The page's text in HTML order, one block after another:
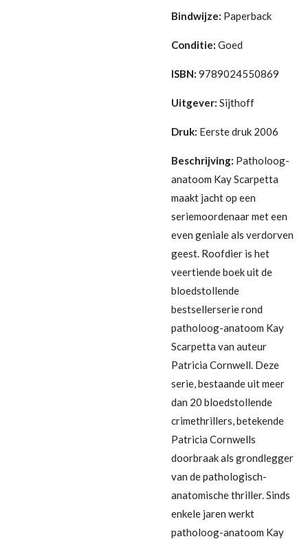
Bindwijze: Paperback
Conditie: Goed
ISBN: 9789024550869
Uitgever: Sijthoff
Druk: Eerste druk 2006
Beschrijving: Patholoog-
anatoom Kay Scarpetta
maakt jacht op een
seriemoordenaar met een
even geniale als verdorven
geest. Roofdier is het
veertiende boek uit de
bloedstollende
bestsellerserie rond
patholoog-anatoom Kay
Scarpetta van auteur
Patricia Cornwell. Deze
serie, bestaande uit meer
dan 20 bloedstollende
crimethrillers, betekende
Patricia Cornwells
doorbraak als grondlegger
van de pathologisch-
anatomische thriller. Sinds
enkele jaren werkt
patholoog-anatoom Kay